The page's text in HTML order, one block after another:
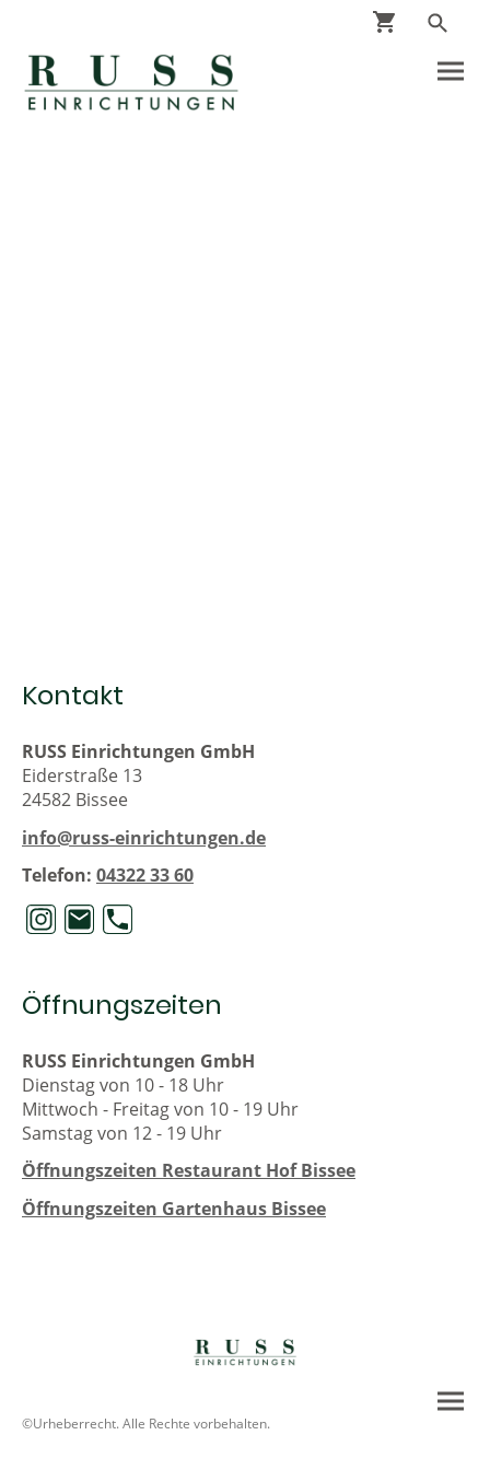
Kontakt
RUSS Einrichtungen GmbH
Eiderstraße 13
24582 Bissee
info@russ-einrichtungen.de
Telefon: 04322 33 60
Öffnungszeiten
RUSS Einrichtungen GmbH
Dienstag von 10 - 18 Uhr
Mittwoch - Freitag von 10 - 19 Uhr
Samstag von 12 - 19 Uhr
Öffnungszeiten Restaurant Hof Bissee
Öffnungszeiten Gartenhaus Bissee
©Urheberrecht. Alle Rechte vorbehalten.